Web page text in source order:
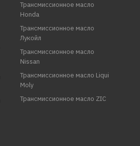
Трансмиссионное масло
Honda
Трансмиссионное масло
Лукойл
Трансмиссионное масло
Nissan
Трансмиссионное масло Liqui
Moly
Трансмиссионное масло ZIC